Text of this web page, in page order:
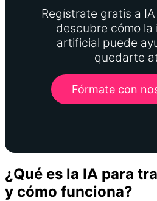
Regístrate gratis a
descubre cómo la
artificial puede
quedarte
Fórmate con
¿Qué es la IA para
y cómo funciona?